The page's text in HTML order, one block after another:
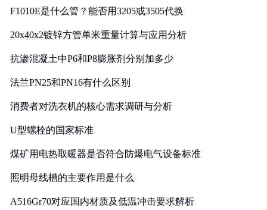
F1010E是什么管？能否用3205或3505代换
20x40x2镀锌方管单米重量计算与应用分析
抗渗混凝土中P6和P8膨胀剂分别加多少
法兰PN25和PN16有什么区别
消费者对洗衣机的核心需求调研与分析
U型螺栓的国家标准
煤矿用电热取暖器是否符合防爆电气设备标准
照明母线槽的主要作用是什么
A516Gr70对应国内材质及低温冲击要求解析